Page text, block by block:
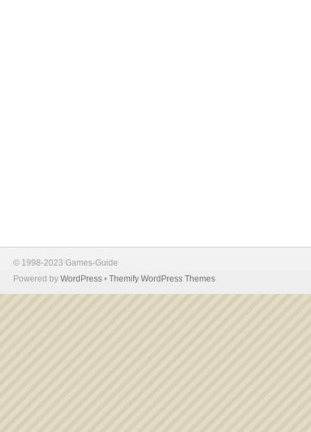
© 1998-2023 Games-Guide
Powered by WordPress • Themify WordPress Themes